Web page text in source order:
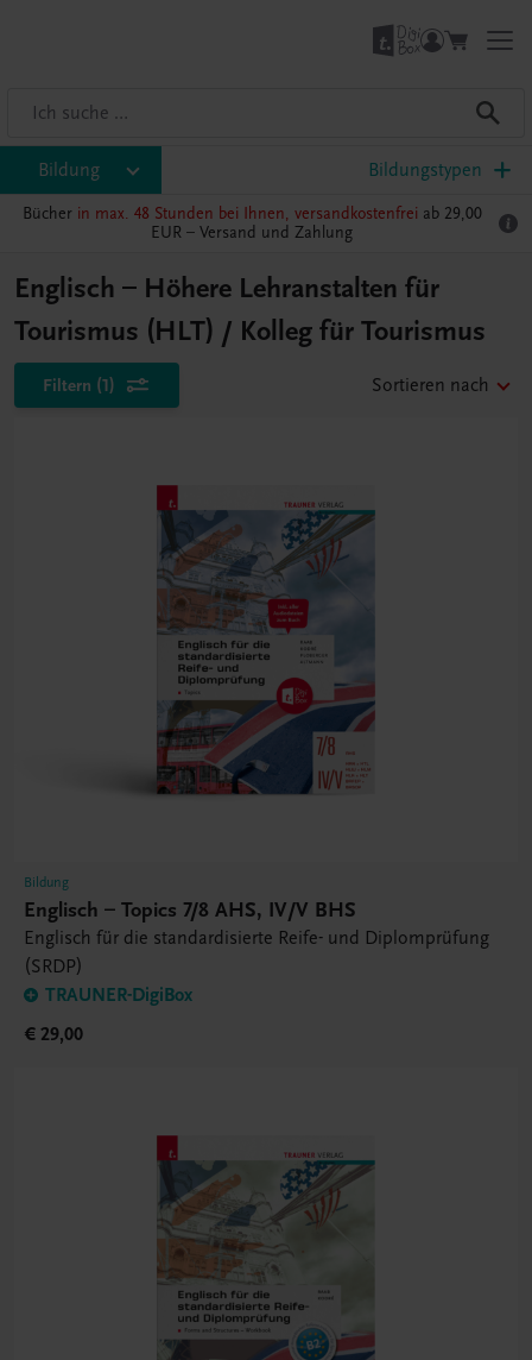
Bildung Bildungstypen
Bücher in max. 48 Stunden bei Ihnen, versandkostenfrei ab 29,00
EUR – Versand und Zahlung
Englisch – Höhere Lehranstalten für
Tourismus (HLT) / Kolleg für Tourismus
Filtern (1) Sortieren nach
Bildung
Englisch – Topics 7/8 AHS, IV/V BHS
Englisch für die standardisierte Reife- und Diplomprüfung
(SRDP)
TRAUNER-DigiBox
€ 29,00